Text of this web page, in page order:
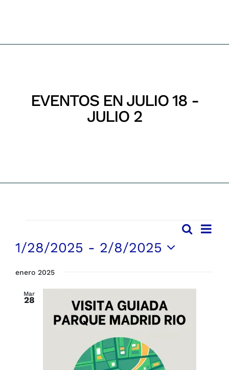
Recursos
EVENTOS EN JULIO 18 -
JULIO 2
y
de
Buscar
de
Lista
1/28/2025 - 2/8/2025
la
fecha.
enero 2025
Mar
28